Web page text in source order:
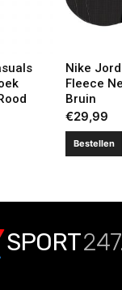
Nike
Fleece
Bruin
€29,99
Bestellen
SPORT